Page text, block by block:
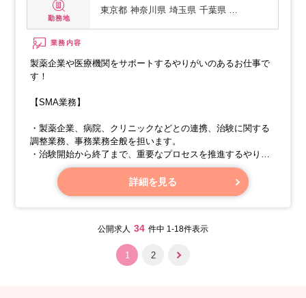
勤務地
東京都 神奈川県 埼玉県 千葉県 …
業務内容
製薬企業や医療機関をサポートするやりがいのあるお仕事で
す！
【SMA業務】
・製薬企業、病院、クリニックなどとの連携、治験に関する
調整業務、事務業務全般を担います。
・治験開始から終了まで、重要なプロセスを推進するやりが
いのあるお仕事です。
【具体的な業務内容】
詳細を見る
公開求人 34 件中 1-18件表示
1 2